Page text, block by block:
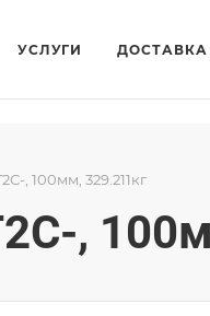
УСЛУГИ
, 100мм, 329.211кг
,